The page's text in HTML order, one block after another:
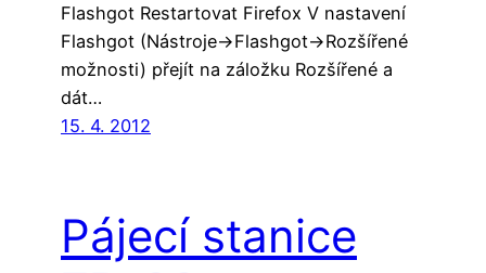
Flashgot Restartovat Firefox V nastavení
Flashgot (Nástroje->Flashgot->Rozšířené
možnosti) přejít na záložku Rozšířené a
dát…
15. 4. 2012
Pájecí stanice